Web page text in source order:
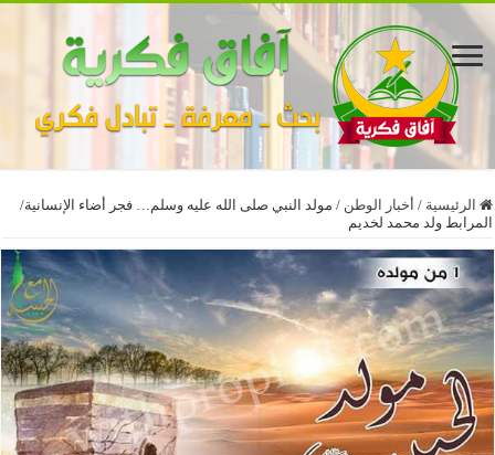
الرئيسية / أخبار الوطن / مولد النبي صلى الله عليه وسلم… فجر أضاء الإنسانية/
المرابط ولد محمد لخديم